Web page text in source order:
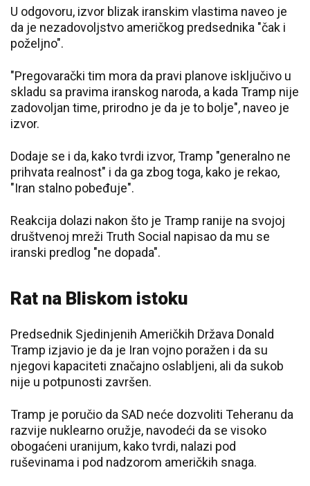
U odgovoru, izvor blizak iranskim vlastima naveo je
da je nezadovoljstvo američkog predsednika "čak i
poželjno".
"Pregovarački tim mora da pravi planove isključivo u
skladu sa pravima iranskog naroda, a kada Tramp nije
zadovoljan time, prirodno je da je to bolje", naveo je
izvor.
Dodaje se i da, kako tvrdi izvor, Tramp "generalno ne
prihvata realnost" i da ga zbog toga, kako je rekao,
"Iran stalno pobeđuje".
Reakcija dolazi nakon što je Tramp ranije na svojoj
društvenoj mreži Truth Social napisao da mu se
iranski predlog "ne dopada".
Rat na Bliskom istoku
Predsednik Sjedinjenih Američkih Država Donald
Tramp izjavio je da je Iran vojno poražen i da su
njegovi kapaciteti značajno oslabljeni, ali da sukob
nije u potpunosti završen.
Tramp je poručio da SAD neće dozvoliti Teheranu da
razvije nuklearno oružje, navodeći da se visoko
obogaćeni uranijum, kako tvrdi, nalazi pod
ruševinama i pod nadzorom američkih snaga.